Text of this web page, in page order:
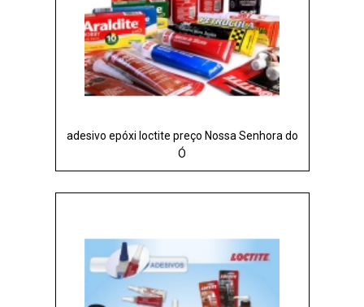
adesivo epóxi loctite preço Nossa Senhora do
Ó